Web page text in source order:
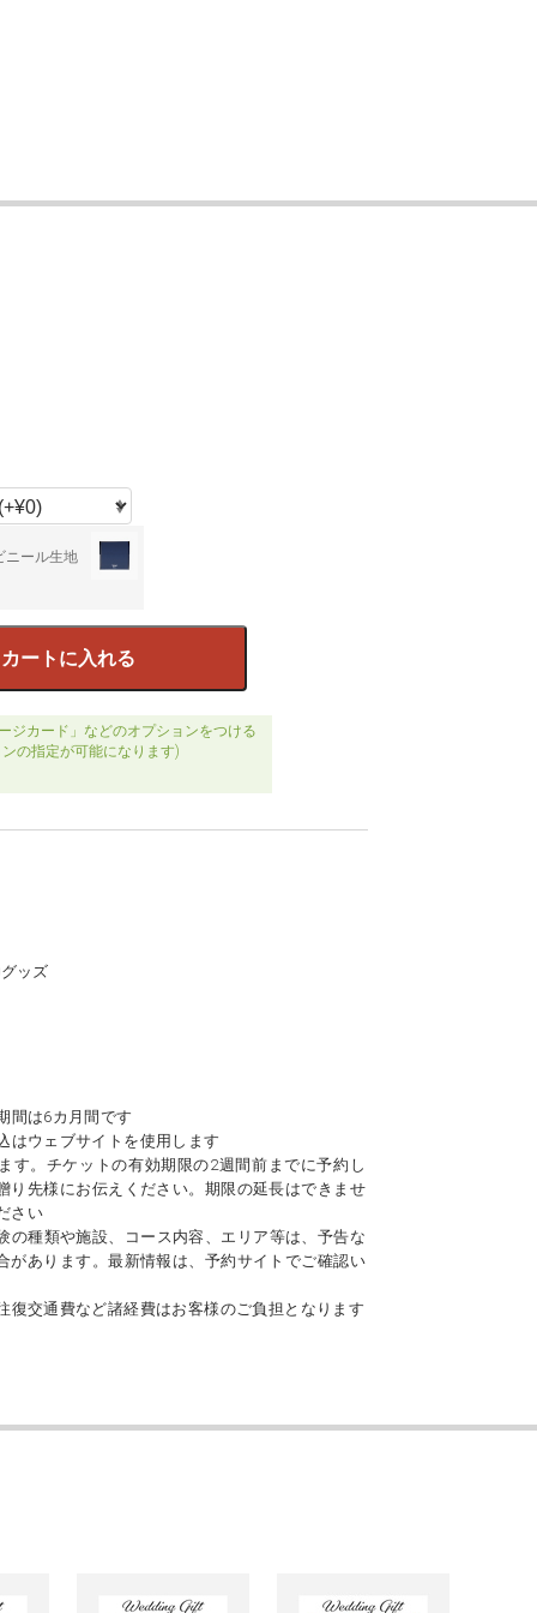
ニール生地
カートに入れる
ジカード」などのオプションをつける
の指定が可能になります)
ッズ
間は6カ月間です
はウェブサイトを使用します
す。チケットの有効期限の2週間前までに予約し
り先様にお伝えください。期限の延長はできませ
さい
の種類や施設、コース内容、エリア等は、予告な
があります。最新情報は、予約サイトでご確認い
復交通費など諸経費はお客様のご負担となります